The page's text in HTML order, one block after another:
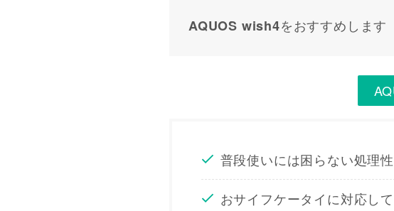
AQUOS wish4をおすすめします
普段使いには困らない処理
おサイフケータイに対応し